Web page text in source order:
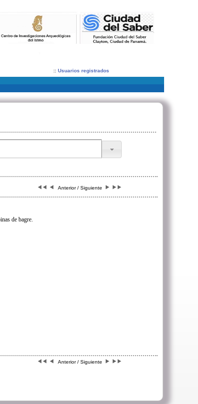
:: Usuarios registrados
Anterior / Siguiente
de bagre.
Anterior / Siguiente